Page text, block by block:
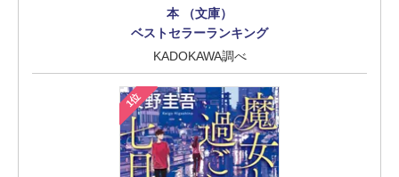
本 （文庫）
ベストセラーランキング
KADOKAWA調べ
1位